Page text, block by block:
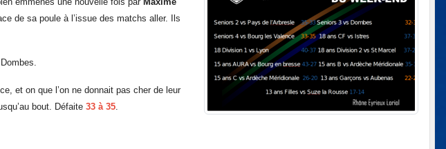
de sa poule à l’issue des matchs aller. Ils
et on que l’on ne donnait pas cher de leur
bout. Défaite 33 à 35